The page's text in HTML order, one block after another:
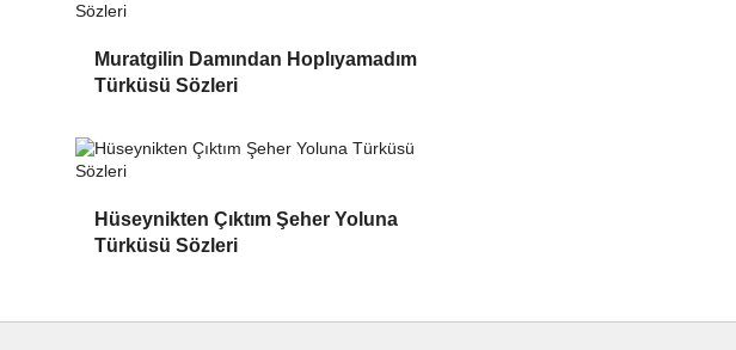
Muratgilin Damından Hoplıyamadım
Türküsü Sözleri
Hüseynikten Çıktım Şeher Yoluna
Türküsü Sözleri